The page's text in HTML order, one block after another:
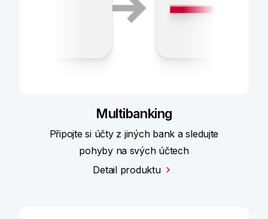
Multibanking
Připojte si účty z jiných bank a sledujte
pohyby na svých účtech
Detail produktu